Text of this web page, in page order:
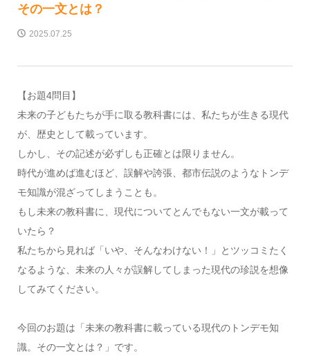
その一文とは？
2025.07.25
【お題4問目】
未来の子どもたちが手に取る教科書には、私たちが生きる現代
が、歴史として載っています。
しかし、その記述が必ずしも正確とは限りません。
時代が進めば進むほど、誤解や誇張、都市伝説のようなトンデ
モ知識が混ざってしまうことも。
もし未来の教科書に、現代についてとんでもない一文が載って
いたら？
私たちから見れば「いや、そんなわけない！」とツッコミたく
なるような、未来の人々が誤解してしまった現代の珍説を想像
してみてください。
今回のお題は「未来の教科書に載っている現代のトンデモ知
識。その一文とは？」です。